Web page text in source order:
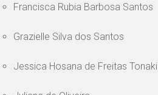
Francisca Rubia Barbosa Santos
Grazielle Silva dos Santos
Jessica Hosana de Freitas Tonaki